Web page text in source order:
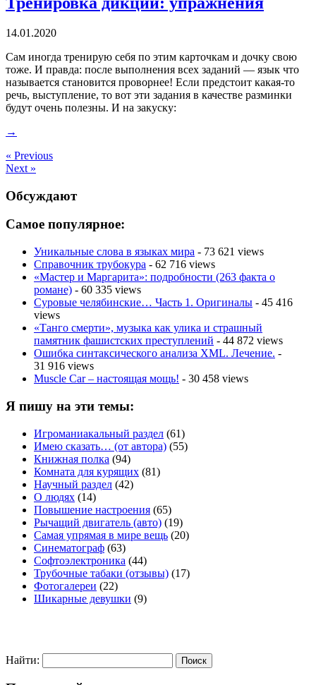
14.01.2020
Сам иногда тренирую себя по этим карточкам и дочку свою
тоже. И правда: после выполнения всех заданий — язык что
называется становится проворнее! Если предстоит какая-то
речь, выступление, то вот эти задания в качестве разминки
будут очень полезны. И на закуску:
→
« Previous
Next »
Обсуждают
Самое популярное:
Уникальные слова в языках мира - 73 621 views
Справочник трубокура - 62 716 views
«Мастер и Маргарита»: подробности (263 факта о
романе) - 60 335 views
Суровые челябинские… Часть 1. Оригиналы - 45 416
views
«Танго смерти», музыка как улика и страшный
памятник фашистских преступлений - 44 872 views
Ошибка синтаксического анализа XML. Лечение. -
31 916 views
Muscle Car – настоящая мощь! - 30 458 views
Я пишу на эти темы:
Игроманиакальный раздел (61)
Имею сказать… (от автора) (55)
Книжная полка (94)
Комната для курящих (81)
Научный раздел (42)
О людях (14)
Повышение настроения (65)
Рычащий двигатель (авто) (19)
Самая упрямая в мире вещь (20)
Синематограф (63)
Софтоэлектроника (44)
Трубочные табаки (отзывы) (17)
Фотогалереи (22)
Шикарные девушки (9)
Найти: